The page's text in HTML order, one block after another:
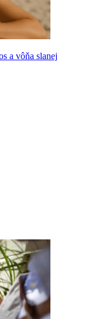
a vôňa slanej